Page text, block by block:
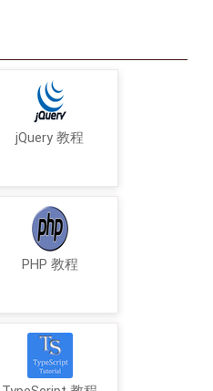
jQuery 教程
PHP 教程